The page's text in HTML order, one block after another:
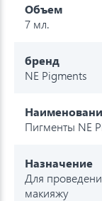
Объем
7 мл.
бренд
NE Pigments
Пигменты NE
Назначение
Для
макияжу